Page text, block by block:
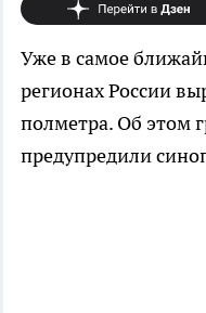
Уже в самое
регионах России
полметра. Об этом
предупредили